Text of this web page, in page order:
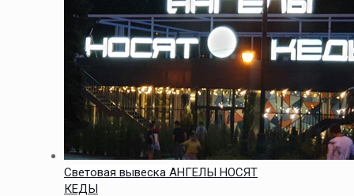
Световая вывеска АНГЕЛЫ НОСЯТ
КЕДЫ